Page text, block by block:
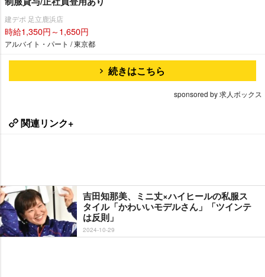
建デポ 足立鹿浜店
時給1,350円～1,650円
アルバイト・パート / 東京都
続きはこちら
sponsored by 求人ボックス
関連リンク+
吉田知那美、ミニ丈×ハイヒールの私服ス
タイル「かわいいモデルさん」「ツインテ
は反則」
2024-10-29